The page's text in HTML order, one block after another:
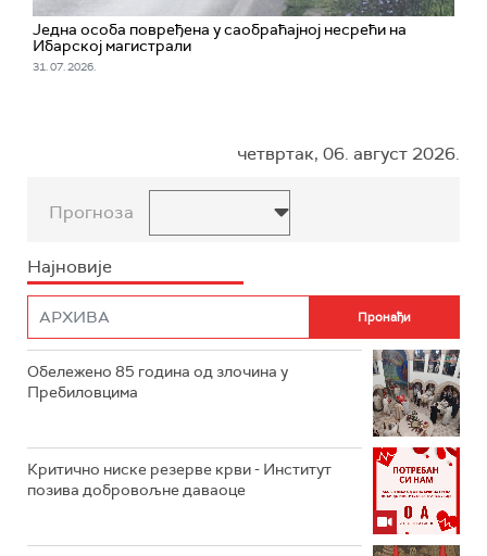
Једна особа повређена у саобраћајној несрећи на
Ибарској магистрали
31. 07. 2026.
четвртак, 06. август 2026.
Прогноза
Најновије
Обележено 85 година од злочина у
Пребиловцима
Критично ниске резерве крви - Институт
позива добровољне даваоце